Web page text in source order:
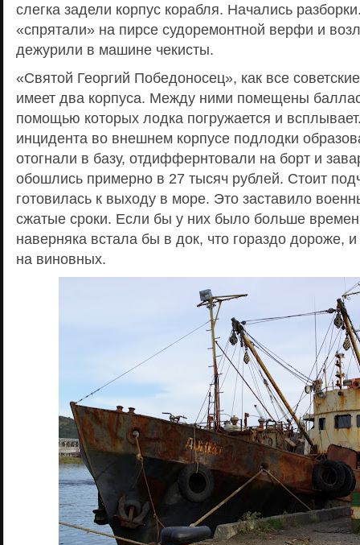
слегка задели корпус корабля. Начались
«спрятали» на пирсе судоремонтной верфи и
дежурили в машине чекисты.
«Святой Георгий Победоносец», как все
имеет два корпуса. Между ними помещены
помощью которых лодка погружается и
инцидента во внешнем корпусе подлодки
отогнали в базу, отдиффернтовали на борт и
обошлись примерно в 27 тысяч рублей. Стоит
готовилась к выходу в море. Это заставило
сжатые сроки. Если бы у них было больше
наверняка встала бы в док, что гораздо дороже,
на виновных.